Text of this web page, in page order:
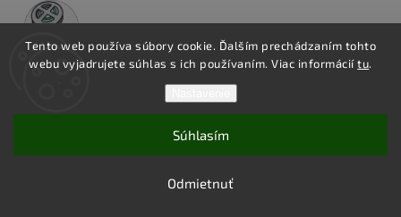
Tento web používa súbory cookie. Ďalším prechádzaním tohto
webu vyjadrujete súhlas s ich používaním. Viac informáciítu.
Odmietnuť
Súhlasím
50m
rolka
3 roky